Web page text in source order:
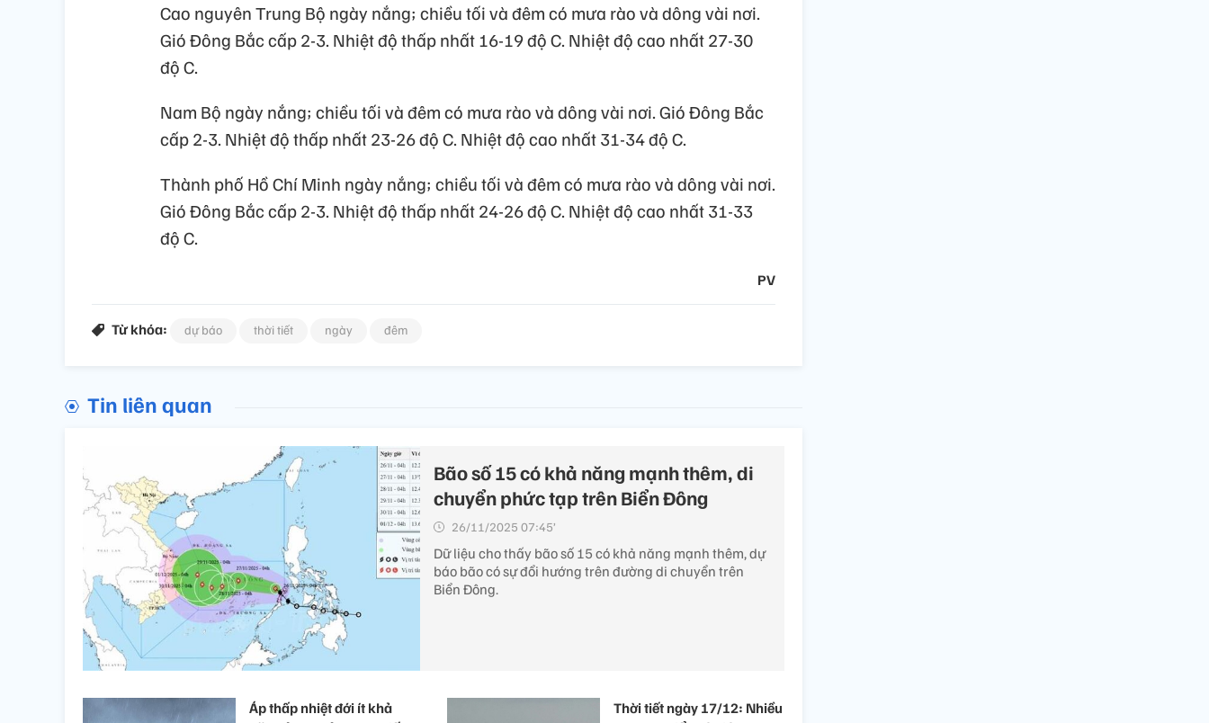
Cao nguyên Trung Bộ ngày nắng; chiều tối và đêm có mưa rào và dông vài nơi.
Gió Đông Bắc cấp 2-3. Nhiệt độ thấp nhất 16-19 độ C. Nhiệt độ cao nhất 27-30
độ C.
Nam Bộ ngày nắng; chiều tối và đêm có mưa rào và dông vài nơi. Gió Đông Bắc
cấp 2-3. Nhiệt độ thấp nhất 23-26 độ C. Nhiệt độ cao nhất 31-34 độ C.
Thành phố Hồ Chí Minh ngày nắng; chiều tối và đêm có mưa rào và dông vài nơi.
Gió Đông Bắc cấp 2-3. Nhiệt độ thấp nhất 24-26 độ C. Nhiệt độ cao nhất 31-33
độ C.
PV
Từ khóa: dự báo thời tiết ngày đêm
Tin liên quan
Bão số 15 có khả năng mạnh thêm, di
chuyển phức tạp trên Biển Đông
26/11/2025 07:45’
Dữ liệu cho thấy bão số 15 có khả năng mạnh thêm, dự
báo bão có sự đổi hướng trên đường di chuyển trên
Biển Đông.
Áp thấp nhiệt đới ít khả
Thời tiết ngày 17/12: Nhiều